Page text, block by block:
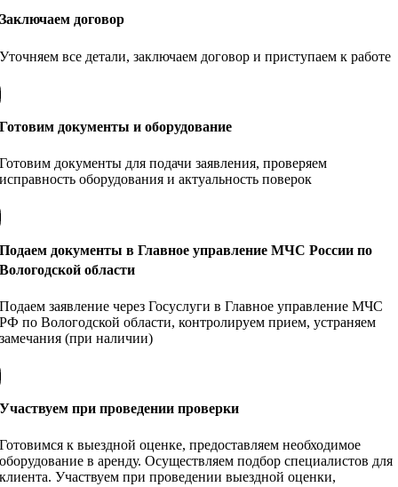
Заключаем договор
Уточняем все детали, заключаем договор и приступаем к работе
Готовим документы и оборудование
Готовим документы для подачи заявления, проверяем
исправность оборудования и актуальность поверок
Подаем документы в Главное управление МЧС России по
Вологодской области
Подаем заявление через Госуслуги в Главное управление МЧС
РФ по Вологодской области, контролируем прием, устраняем
замечания (при наличии)
Участвуем при проведении проверки
Готовимся к выездной оценке, предоставляем необходимое
оборудование в аренду. Осуществляем подбор специалистов для
клиента. Участвуем при проведении выездной оценки,